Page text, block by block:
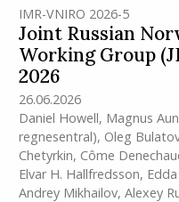
IMR-VNIRO 2026-5
Joint Russian
Working Group
2026
26.06.2026
Daniel Howell, Magnus
regnesentral), Oleg
Chetyrkin, Côme
Elvar H. Hallfredsson,
Andrey Mikhailov, Alexey